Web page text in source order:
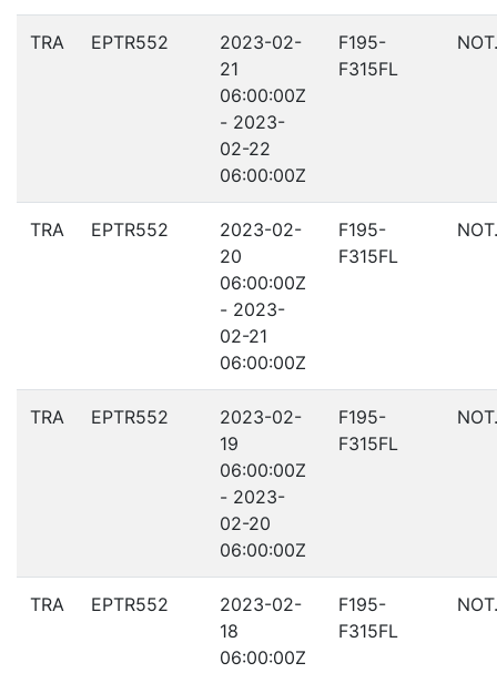
TRA EPTR552
2023-02-
21
06:00:00Z
- 2023-
02-22
06:00:00Z
F195-
F315FL
TRA EPTR552
2023-02-
20
06:00:00Z
- 2023-
02-21
06:00:00Z
F195-
F315FL
TRA EPTR552
2023-02-
19
06:00:00Z
- 2023-
02-20
06:00:00Z
F195-
F315FL
TRA EPTR552
2023-02-
18
06:00:00Z
F195-
F315FL